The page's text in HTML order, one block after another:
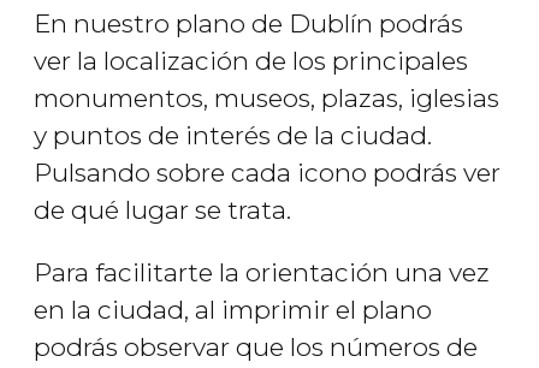
En nuestro plano de Dublín podrás
ver la localización de los principales
monumentos, museos, plazas, iglesias
y puntos de interés de la ciudad.
Pulsando sobre cada icono podrás ver
de qué lugar se trata.
Para facilitarte la orientación una vez
en la ciudad, al imprimir el plano
podrás observar que los números de